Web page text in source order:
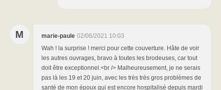
M marie-paule 02/06/2021 10:03
Wah ! la surprise ! merci pour cette couverture. Hâte de voir
les autres ouvrages, bravo à toutes les brodeuses, car tout
doit être exceptionnel.<br /> Malheureusement, je ne serais
pas là les 19 et 20 juin, avec les très très gros problèmes de
santé de mon époux qui est encore hospitalisé depuis mardi